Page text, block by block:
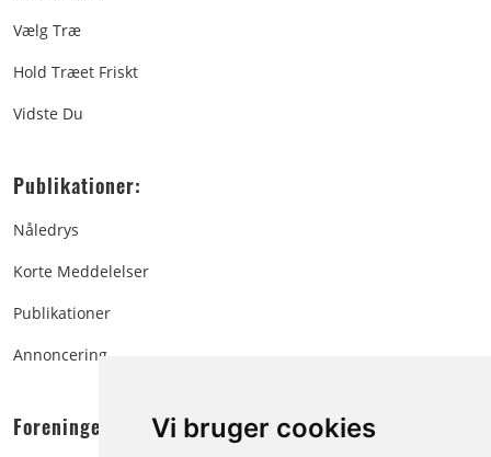
Vi bruger cookies
Vælg Træ
Hold Træet Friskt
Vidste Du
Publikationer:
Nåledrys
Korte Meddelelser
Publikationer
Annoncering
Foreningen: